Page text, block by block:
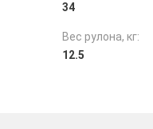
34
Вес рулона, кг:
12.5